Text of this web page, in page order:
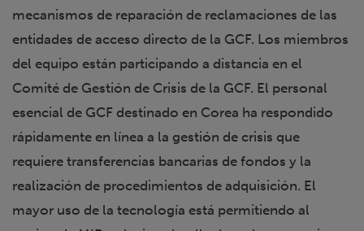
mecanismos de reparación de reclamaciones de las
entidades de acceso directo de la GCF. Los miembros
del equipo están participando a distancia en el
Comité de Gestión de Crisis de la GCF. El personal
esencial de GCF destinado en Corea ha respondido
rápidamente en línea a la gestión de crisis que
requiere transferencias bancarias de fondos y la
realización de procedimientos de adquisición. El
mayor uso de la tecnología está permitiendo al